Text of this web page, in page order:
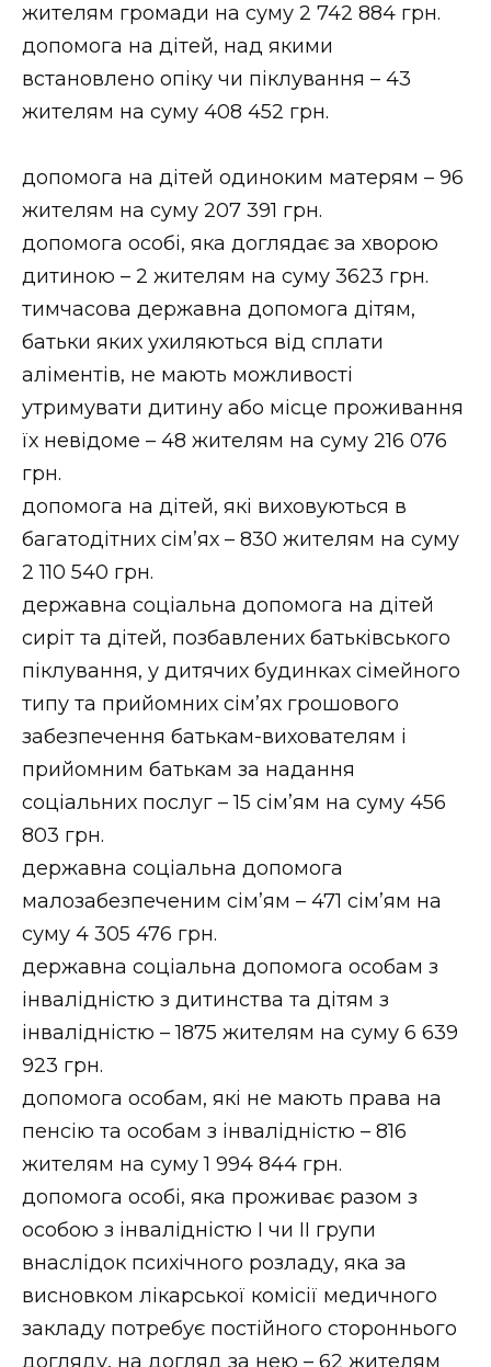
жителям громади на суму 2 742 884 грн.
допомога на дітей, над якими
встановлено опіку чи піклування – 43
жителям на суму 408 452 грн.
допомога на дітей одиноким матерям – 96
жителям на суму 207 391 грн.
допомога особі, яка доглядає за хворою
дитиною – 2 жителям на суму 3623 грн.
тимчасова державна допомога дітям,
батьки яких ухиляються від сплати
аліментів, не мають можливості
утримувати дитину або місце проживання
їх невідоме – 48 жителям на суму 216 076
грн.
допомога на дітей, які виховуються в
багатодітних сім’ях – 830 жителям на суму
2 110 540 грн.
державна соціальна допомога на дітей
сиріт та дітей, позбавлених батьківського
піклування, у дитячих будинках сімейного
типу та прийомних сім’ях грошового
забезпечення батькам-вихователям і
прийомним батькам за надання
соціальних послуг – 15 сім’ям на суму 456
803 грн.
державна соціальна допомога
малозабезпеченим сім’ям – 471 сім’ям на
суму 4 305 476 грн.
державна соціальна допомога особам з
інвалідністю з дитинства та дітям з
інвалідністю – 1875 жителям на суму 6 639
923 грн.
допомога особам, які не мають права на
пенсію та особам з інвалідністю – 816
жителям на суму 1 994 844 грн.
допомога особі, яка проживає разом з
особою з інвалідністю I чи II групи
внаслідок психічного розладу, яка за
висновком лікарської комісії медичного
закладу потребує постійного стороннього
догляду, на догляд за нею – 62 жителям